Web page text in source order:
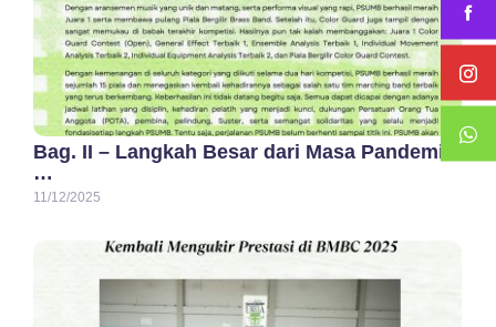
Bag. II – Langkah Besar dari Masa Pandemi:
…
11/12/2025